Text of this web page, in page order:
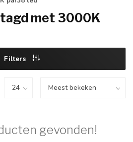
met 3000K
Filters
gevonden!